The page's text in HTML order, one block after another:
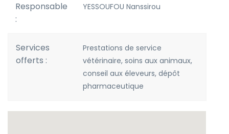
Responsable
:
YESSOUFOU Nanssirou
Services
offerts :
Prestations de service
vétérinaire, soins aux animaux,
conseil aux éleveurs, dépôt
pharmaceutique